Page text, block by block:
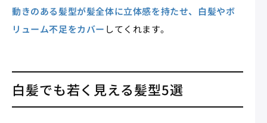
動きのある髪型が髪全体に立体感を持たせ、白髪やボ
リューム不足をカバー してくれます。
白髪でも若く見える髪型5選